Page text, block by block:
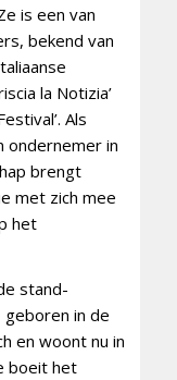
is een van
bekend van
la Notizia’
Als
ondernemer in
brengt
met zich mee
het
stand-
in de
en woont nu in
boeit het